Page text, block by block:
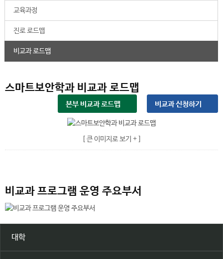
교육과정
진로 로드맵
비교과 로드맵
스마트보안학과 비교과 로드맵
본부 비교과 로드맵 비교과 신청하기
[ 큰 이미지로 보기 + ]
비교과 프로그램 운영 주요부서
대학